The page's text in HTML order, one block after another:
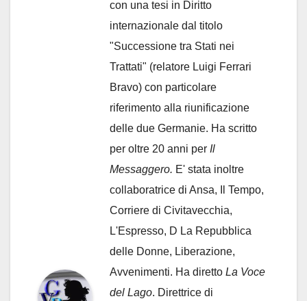
con una tesi in Diritto
internazionale dal titolo
"Successione tra Stati nei
Trattati" (relatore Luigi Ferrari
Bravo) con particolare
riferimento alla riunificazione
delle due Germanie. Ha scritto
per oltre 20 anni per Il
Messaggero. E' stata inoltre
collaboratrice di Ansa, Il Tempo,
Corriere di Civitavecchia,
L'Espresso, D La Repubblica
delle Donne, Liberazione,
Avvenimenti. Ha diretto La Voce
del Lago. Direttrice di